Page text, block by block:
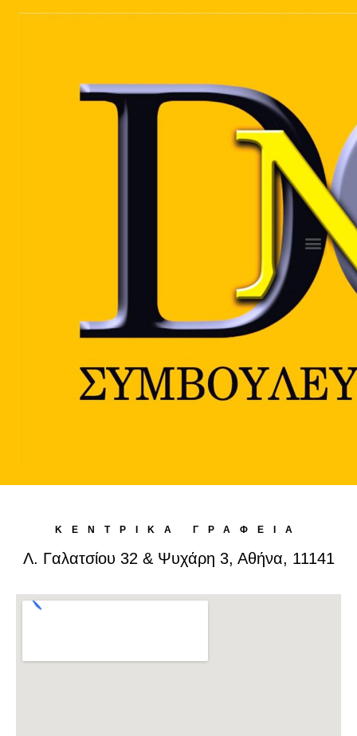
ΚΕΝΤΡΙΚΑ ΓΡΑΦΕΙΑ
Λ. Γαλατσίου 32 & Ψυχάρη 3, Αθήνα, 11141